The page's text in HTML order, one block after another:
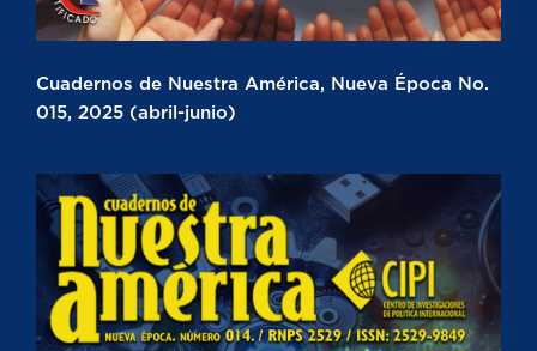
Cuadernos de Nuestra América, Nueva Época No.
015, 2025 (abril-junio)